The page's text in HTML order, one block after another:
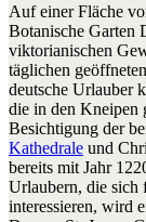
Auf einer Fläche
Botanische Garten
viktorianischen
täglichen
deutsche Urlauber
die in den Kneipen
Besichtigung der
Kathedrale und
bereits mit Jahr
Urlaubern, die sich
interessieren, wird